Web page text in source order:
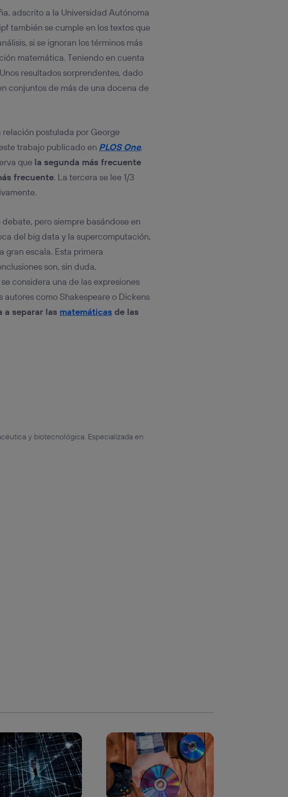
adscrito a la Universidad Autónoma
también se cumple en los textos que
si se ignoran los términos más
matemática. Teniendo en cuenta
resultados sorprendentes, dado
conjuntos de más de una docena de
postulada por George
trabajo publicado en PLOS One,
que la segunda más frecuente
frecuente. La tercera se lee 1/3
pero siempre basándose en
del big data y la supercomputación,
gran escala. Esta primera
son, sin duda,
considera una de las expresiones
como Shakespeare o Dickens
a separar las matemáticasde las
y biotecnológica. Especializada en